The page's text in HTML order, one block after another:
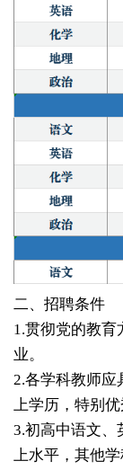
二、招聘条件
1.贯彻党的教育
业。
2.各学科教师应
上学历，特别优
3.初高中语文、
上水平，其他